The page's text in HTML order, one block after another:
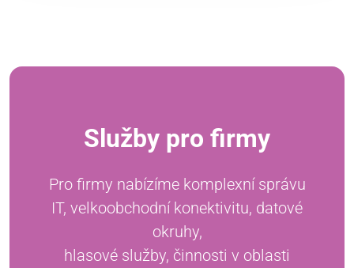
Služby pro firmy
Pro firmy nabízíme komplexní správu
IT, velkoobchodní konektivitu, datové
okruhy,
hlasové služby, činnosti v oblasti